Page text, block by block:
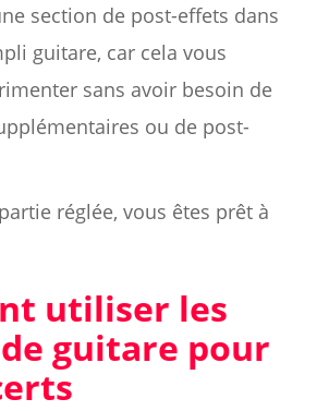
section de post-effets dans
guitare, car cela vous
sans avoir besoin de
ou de post-
réglée, vous êtes prêt à
utiliser les
guitare pour